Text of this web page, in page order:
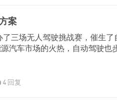
案
了三场无人驾驶挑战赛，催生
汽车市场的火热，自动驾驶也
4 回复